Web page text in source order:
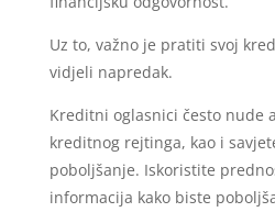
Uz to, važno je pratiti svoj
vidjeli napredak.
Kreditni oglasnici često nude
kreditnog rejtinga, kao i
poboljšanje. Iskoristite
informacija kako biste